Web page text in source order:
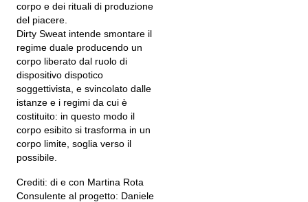
corpo e dei rituali di produzione
del piacere.
Dirty Sweat intende smontare il
regime duale producendo un
corpo liberato dal ruolo di
dispositivo dispotico
soggettivista, e svincolato dalle
istanze e i regimi da cui è
costituito: in questo modo il
corpo esibito si trasforma in un
corpo limite, soglia verso il
possibile.
Crediti: di e con Martina Rota
Consulente al progetto: Daniele